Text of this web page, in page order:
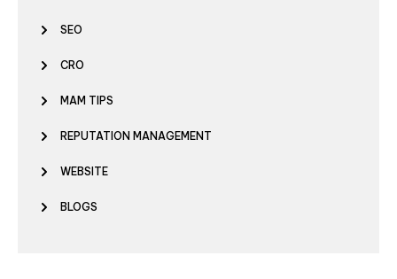
SEO
CRO
MAM TIPS
REPUTATION MANAGEMENT
WEBSITE
BLOGS